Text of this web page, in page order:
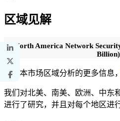
区域见解
North America Network
Billion)
获取本市场区域分析的更多信息，
我们对北美、南美、欧洲、中东
进行了研究，并且对每个地区进